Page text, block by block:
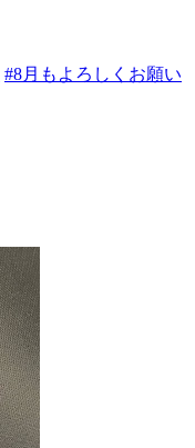
#8月もよろしくお願い